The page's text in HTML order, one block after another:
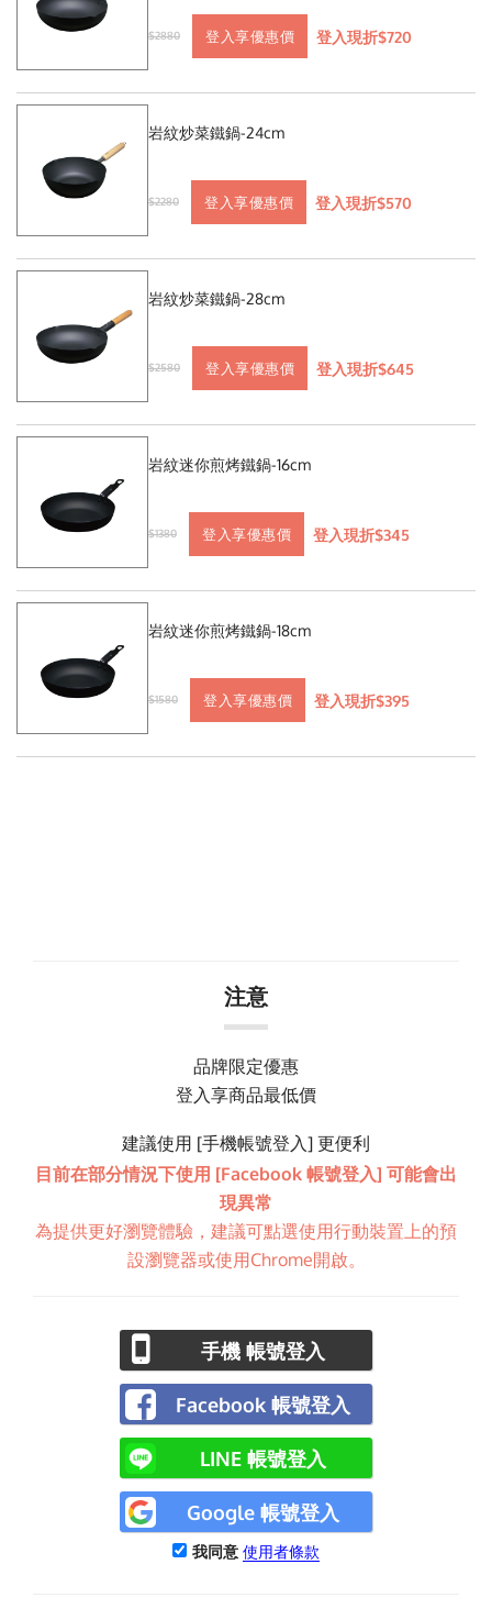
$2880 登入享優惠價 登入現折$720
岩紋炒菜鐵鍋-24cm
$2280 登入享優惠價 登入現折$570
岩紋炒菜鐵鍋-28cm
$2580 登入享優惠價 登入現折$645
岩紋迷你煎烤鐵鍋-16cm
$1380 登入享優惠價 登入現折$345
岩紋迷你煎烤鐵鍋-18cm
$1580 登入享優惠價 登入現折$395
注意
品牌限定優惠
登入享商品最低價
建議使用 [手機帳號登入] 更便利
目前在部分情況下使用 [Facebook 帳號登入] 可能會出
現異常
為提供更好瀏覽體驗，建議可點選使用行動裝置上的預
設瀏覽器或使用Chrome開啟。
手機 帳號登入
Facebook 帳號登入
LINE 帳號登入
Google 帳號登入
我同意 使用者條款